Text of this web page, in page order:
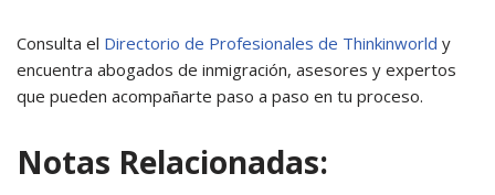
Consulta el Directorio de Profesionales de Thinkinworld y
encuentra abogados de inmigración, asesores y expertos
que pueden acompañarte paso a paso en tu proceso.
Notas Relacionadas: